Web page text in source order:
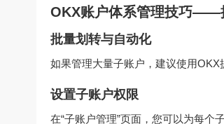
OKX账户体系管理技巧——
批量划转与自动化
如果管理大量子账户，建议使用
设置子账户权限
在“子账户管理”页面，您可以为每个